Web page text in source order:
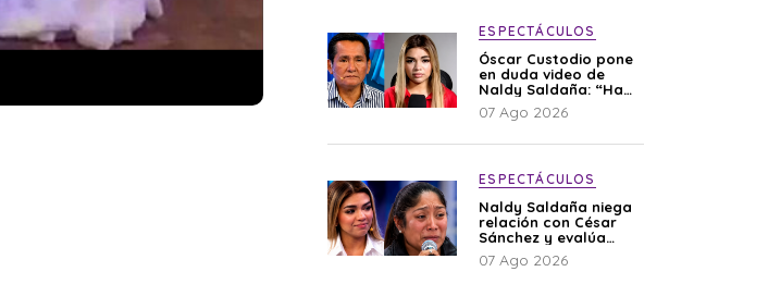
ESPECTÁCULOS
Óscar Custodio pone
en duda video de
Naldy Saldaña: “Hay
cosas que de repente
se han editado”
07 Ago 2026
ESPECTÁCULOS
Naldy Saldaña niega
relación con César
Sánchez y evalúa
denunciar a su
esposa: “Es una
07 Ago 2026